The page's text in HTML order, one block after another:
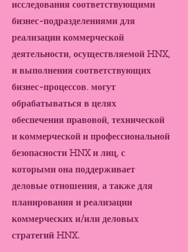
исследования соответствующими
бизнес-подразделениями для
реализации коммерческой
деятельности, осуществляемой HNX,
и выполнения соответствующих
бизнес-процессов. могут
обрабатываться в целях
обеспечения правовой, технической
и коммерческой и профессиональной
безопасности HNX и лиц, с
которыми она поддерживает
деловые отношения, а также для
планирования и реализации
коммерческих и/или деловых
стратегий HNX.